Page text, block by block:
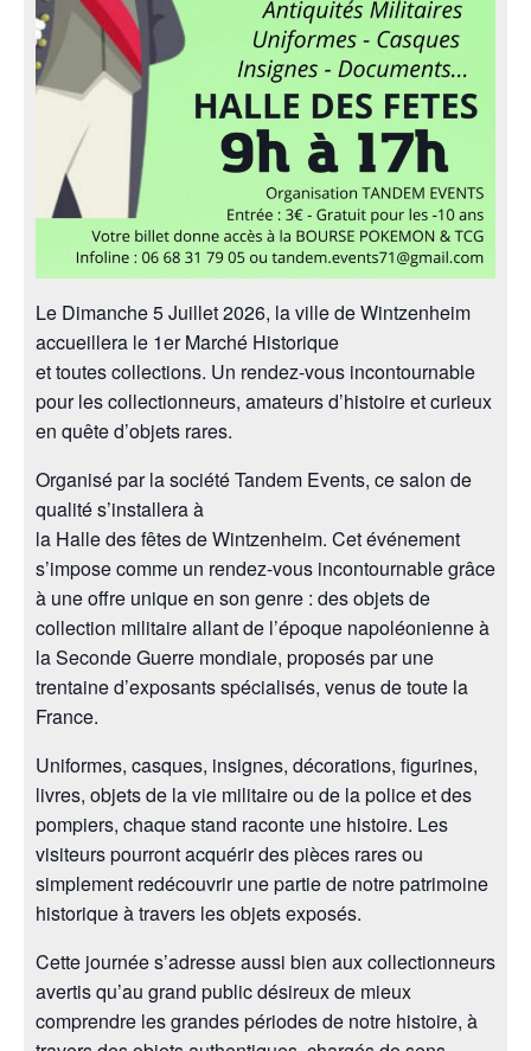
Le Dimanche 5 Juillet 2026, la ville de Wintzenheim
accueillera le 1er Marché Historique
et toutes collections. Un rendez-vous incontournable
pour les collectionneurs, amateurs d’histoire et curieux
en quête d’objets rares.
Organisé par la société Tandem Events, ce salon de
qualité s’installera à
la Halle des fêtes de Wintzenheim. Cet événement
s’impose comme un rendez-vous incontournable grâce
à une offre unique en son genre : des objets de
collection militaire allant de l’époque napoléonienne à
la Seconde Guerre mondiale, proposés par une
trentaine d’exposants spécialisés, venus de toute la
France.
Uniformes, casques, insignes, décorations, figurines,
livres, objets de la vie militaire ou de la police et des
pompiers, chaque stand raconte une histoire. Les
visiteurs pourront acquérir des pièces rares ou
simplement redécouvrir une partie de notre patrimoine
historique à travers les objets exposés.
Cette journée s’adresse aussi bien aux collectionneurs
avertis qu’au grand public désireux de mieux
comprendre les grandes périodes de notre histoire, à